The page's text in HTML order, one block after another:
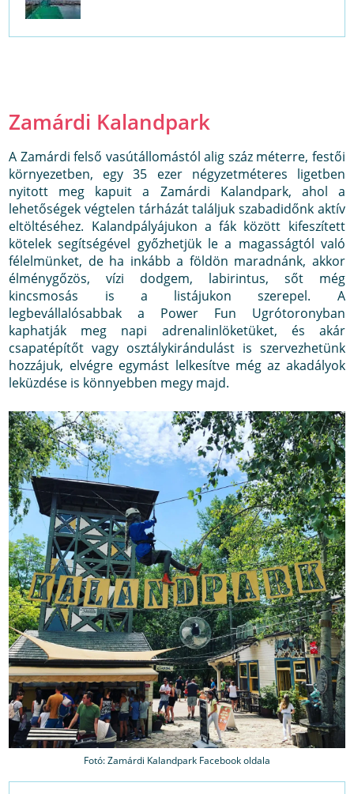
Zamárdi Kalandpark
A Zamárdi felső vasútállomástól alig száz méterre, festői
környezetben, egy 35 ezer négyzetméteres ligetben
nyitott meg kapuit a Zamárdi Kalandpark, ahol a
lehetőségek végtelen tárházát találjuk szabadidőnk aktív
eltöltéséhez. Kalandpályájukon a fák között kifeszített
kötelek segítségével győzhetjük le a magasságtól való
félelmünket, de ha inkább a földön maradnánk, akkor
élménygőzös, vízi dodgem, labirintus, sőt még
kincsmosás is a listájukon szerepel. A
legbevállalósabbak a Power Fun Ugrótoronyban
kaphatják meg napi adrenalinlöketüket, és akár
csapatépítőt vagy osztálykirándulást is szervezhetünk
hozzájuk, elvégre egymást lelkesítve még az akadályok
leküzdése is könnyebben megy majd.
Fotó: Zamárdi Kalandpark Facebook oldala